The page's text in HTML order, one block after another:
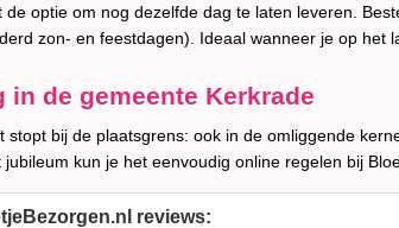
optie om nog dezelfde dag te laten leveren.
zon- en feestdagen). Ideaal wanneer je op het
in de gemeente Kerkrade
bij de plaatsgrens: ook in de omliggende
kun je het eenvoudig online regelen bij
reviews: